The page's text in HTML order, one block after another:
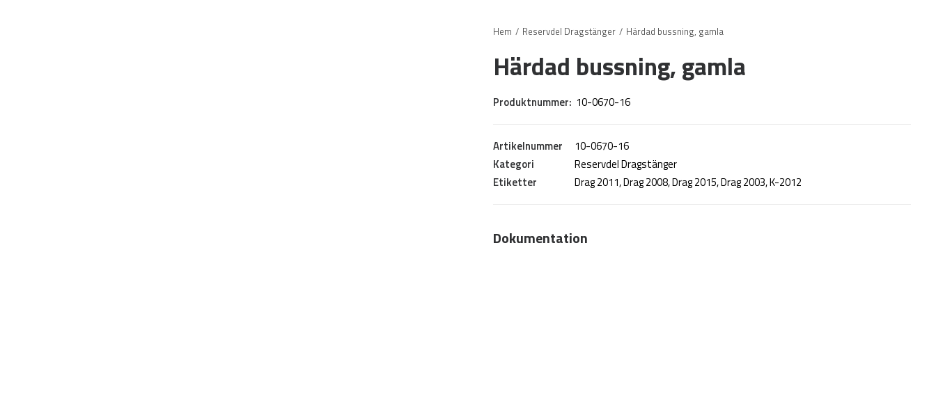
Hem Reservdel Dragstänger Härdad bussning, gamla
Härdad bussning, gamla
Produktnummer: 10-0670-16
Artikelnummer
10-0670-16
Kategori
Reservdel Dragstänger
Etiketter
Drag 2011,Drag 2008,Drag 2015,Drag 2003,K-2012
Dokumentation